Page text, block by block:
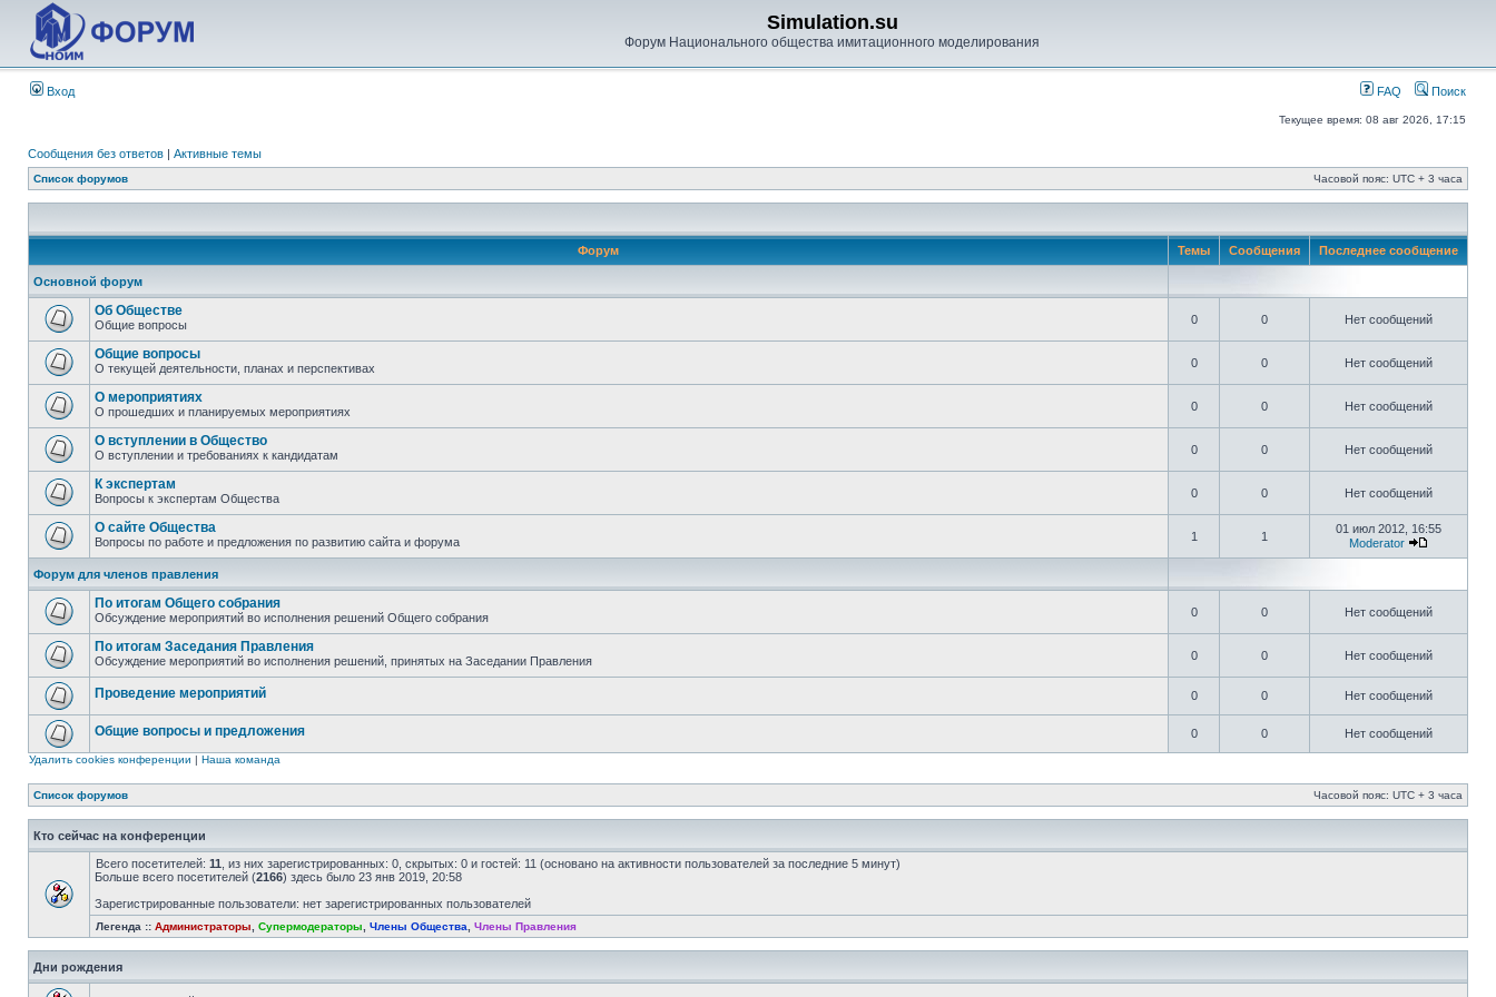
Simulation.su
Форум Национального общества имитационного моделирования
Вход FAQ Поиск
Текущее время: 08 авг 2026, 17:15
Сообщения без ответов | Активные темы
Список форумов Часовой пояс: UTC + 3 часа
Форум Темы Сообщения Последнее сообщение
Основной форум
Об Обществе
Общие вопросы 0 0 Нет сообщений
Общие вопросы
О текущей деятельности, планах и перспективах 0 0 Нет сообщений
О мероприятиях
О прошедших и планируемых мероприятиях 0 0 Нет сообщений
О вступлении в Общество
О вступлении и требованиях к кандидатам 0 0 Нет сообщений
К экспертам
Вопросы к экспертам Общества 0 0 Нет сообщений
О сайте Общества
Вопросы по работе и предложения по развитию сайта и форума 1 1
01 июл 2012, 16:55
Moderator
Форум для членов правления
По итогам Общего собрания
Обсуждение мероприятий во исполнения решений Общего собрания 0 0 Нет сообщений
По итогам Заседания Правления
Обсуждение мероприятий во исполнения решений, принятых на Заседании Правления 0 0 Нет сообщений
Проведение мероприятий 0 0 Нет сообщений
Общие вопросы и предложения 0 0 Нет сообщений
Удалить cookies конференции | Наша команда
Список форумов Часовой пояс: UTC + 3 часа
Кто сейчас на конференции
Всего посетителей: 11 , из них зарегистрированных: 0, скрытых: 0 и гостей: 11 (основано на активности пользователей за последние 5 минут)
Больше всего посетителей (2166) здесь было 23 янв 2019, 20:58
Зарегистрированные пользователи: нет зарегистрированных пользователей
Легенда :: Администраторы Супермодераторы Члены Общества Члены Правления
Дни рождения